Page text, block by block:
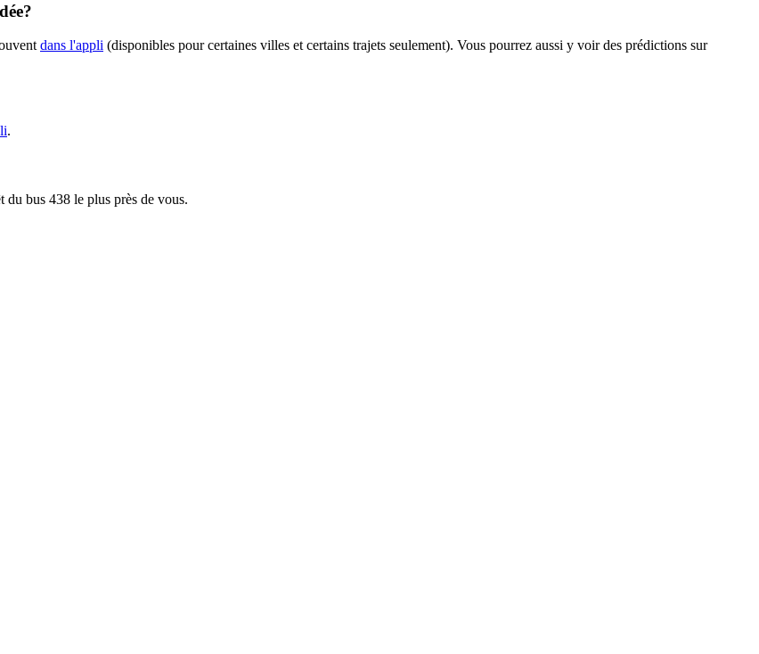
dans l'appli (disponibles pour certaines villes et certains trajets seulement). Vous pourrez aussi y voir des prédictions sur
.
bus 438 le plus près de vous.